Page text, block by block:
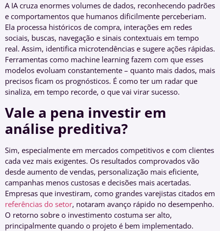
A IA cruza enormes volumes de dados, reconhecendo padrões
e comportamentos que humanos dificilmente perceberiam.
Ela processa históricos de compra, interações em redes
sociais, buscas, navegação e sinais contextuais em tempo
real. Assim, identifica microtendências e sugere ações rápidas.
Ferramentas como machine learning fazem com que esses
modelos evoluam constantemente – quanto mais dados, mais
precisos ficam os prognósticos. É como ter um radar que
sinaliza, em tempo recorde, o que vai virar sucesso.
Vale a pena investir em
análise preditiva?
Sim, especialmente em mercados competitivos e com clientes
cada vez mais exigentes. Os resultados comprovados vão
desde aumento de vendas, personalização mais eficiente,
campanhas menos custosas e decisões mais acertadas.
Empresas que investiram, como grandes varejistas citados em
referências do setor, notaram avanço rápido no desempenho.
O retorno sobre o investimento costuma ser alto,
principalmente quando o projeto é bem implementado.